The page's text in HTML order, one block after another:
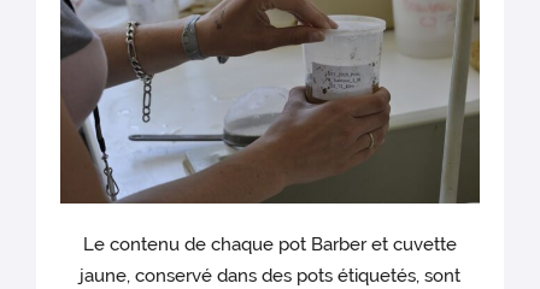
Le contenu de chaque pot Barber et cuvette
jaune, conservé dans des pots étiquetés, sont